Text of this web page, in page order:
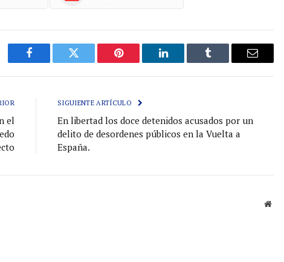
Facebook Gorjeo Pinterest LinkedIn Tumblr
Correo
el
SIGUIENTE ARTÍCULO
En libertad los doce detenidos acusados por un
delito de desordenes públicos en la Vuelta a
España.
Sitio